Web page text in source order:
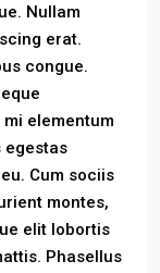
Nullam
erat.
congue.
elementum
egestas
Cum sociis
montes,
elit lobortis
Phasellus